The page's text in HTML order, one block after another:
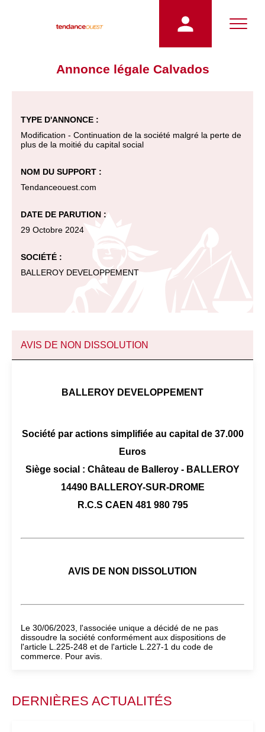
Annonce légale Calvados
TYPE D'ANNONCE :
Modification - Continuation de la société malgré la perte de
plus de la moitié du capital social
NOM DU SUPPORT :
Tendanceouest.com
DATE DE PARUTION :
29 Octobre 2024
SOCIÉTÉ :
BALLEROY DEVELOPPEMENT
AVIS DE NON DISSOLUTION
BALLEROY DEVELOPPEMENT
Société par actions simplifiée au capital de 37.000
Euros
Siège social : Château de Balleroy - BALLEROY
14490 BALLEROY-SUR-DROME
R.C.S CAEN 481 980 795
AVIS DE NON DISSOLUTION
Le 30/06/2023, l'associée unique a décidé de ne pas
dissoudre la société conformément aux dispositions de
l'article L.225-248 et de l'article L.227-1 du code de
commerce. Pour avis.
DERNIÈRES ACTUALITÉS